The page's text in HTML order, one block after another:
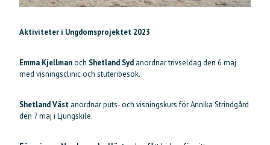
Aktiviteter i Ungdomsprojektet 2023
Emma Kjellmanoch Shetland Syd anordnar trivseldag den 6 maj
med visningsclinic och stuteribesök.
Shetland Väst anordnar puts- och visningskurs för Annika Strindgård
den 7 maj i Ljungskile.